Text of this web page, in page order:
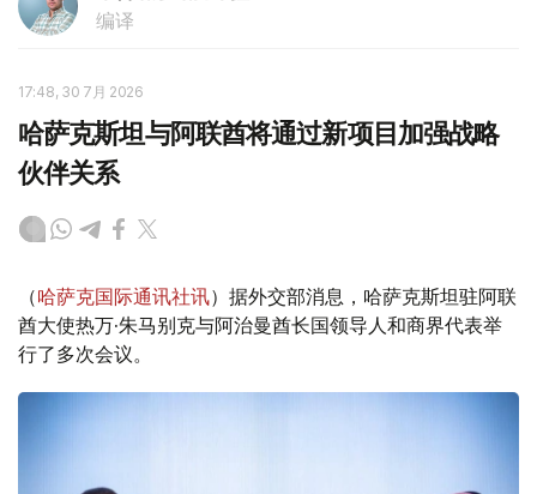
编译
17:48, 30 7月 2026
哈萨克斯坦与阿联酋将通过新项目加强战略
伙伴关系
（哈萨克国际通讯社讯）据外交部消息，哈萨克斯坦驻阿联
酋大使热万·朱马别克与阿治曼酋长国领导人和商界代表举
行了多次会议。